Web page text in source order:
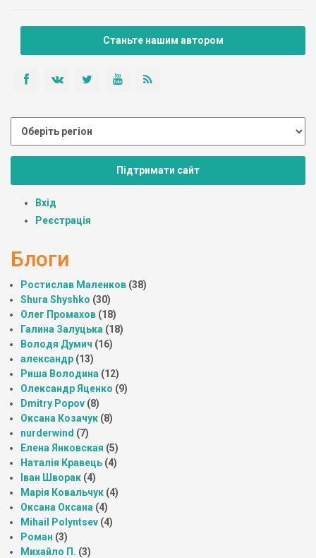
Станьте нашим автором
Підтримати сайт
Вхід
Реєстрація
Блоги
Ростислав Маленков (38)
Shura Shyshko (30)
Олег Промахов (18)
Галина Залуцька (18)
Володя Думич (16)
александр (13)
Риша Володина (12)
Олександр Яценко (9)
Dmitry Popov (8)
Оксана Козачук (8)
nurderwind (7)
Елена Янковская (5)
Наталія Кравець (4)
Іван Шворак (4)
Марія Ковальчук (4)
Оксана Оксана (4)
Mihail Polyntsev (4)
Роман (3)
Михайло П. (3)